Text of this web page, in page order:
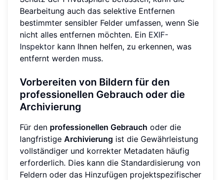
Bearbeitung auch das selektive Entfernen
bestimmter sensibler Felder umfassen, wenn Sie
nicht alles entfernen möchten. Ein EXIF-
Inspektor kann Ihnen helfen, zu erkennen, was
entfernt werden muss.
Vorbereiten von Bildern für den
professionellen Gebrauch oder die
Archivierung
Für den professionellen Gebrauch oder die
langfristige Archivierung ist die Gewährleistung
vollständiger und korrekter Metadaten häufig
erforderlich. Dies kann die Standardisierung von
Feldern oder das Hinzufügen projektspezifischer